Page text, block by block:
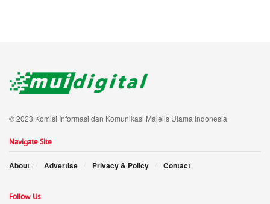
© 2023 Komisi Informasi dan Komunikasi Majelis Ulama Indonesia
Navigate Site
About Advertise Privacy & Policy Contact
Follow Us